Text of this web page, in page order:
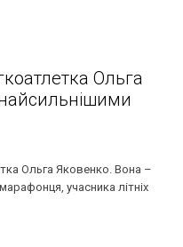
Ольга
Ольга Яковенко. Вона –
учасника літніх